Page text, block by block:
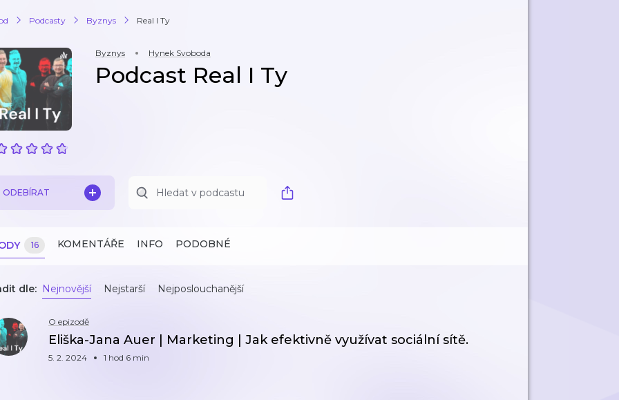
Podcasty Byznys Real I Ty
Byznys Hynek Svoboda
Podcast Real I Ty
ODEBÍRAT
16 KOMENTÁŘE INFO PODOBNÉ
dle: Nejnovější Nejstarší Nejposlouchanější
O epizodě
Eliška-Jana Auer | Marketing | Jak efektivně využívat sociální sítě.
5. 2. 2024 1 hod 6 min